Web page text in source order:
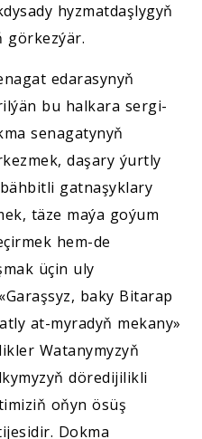
hyzmatdaşlygyň
görkezýär.
edarasynyň
bu halkara sergi-
senagatynyň
daşary ýurtly
gatnaşyklary
täze maýa goýum
hem-de
üçin uly
baky Bitarap
at-myradyň mekany»
Watanymyzyň
döredijilikli
oňyn ösüş
Dokma